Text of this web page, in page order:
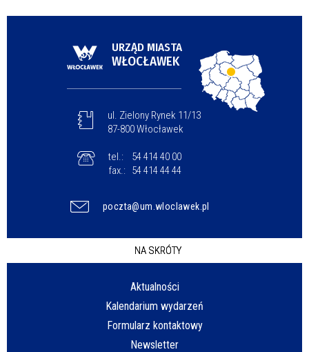
URZĄD MIASTA
WŁOCŁAWEK
ul. Zielony Rynek 11/13
87-800 Włocławek
tel.:
54 414 40 00
fax.:
54 414 44 44
poczta@um.wloclawek.pl
NA SKRÓTY
Aktualności
Kalendarium wydarzeń
Formularz kontaktowy
Newsletter